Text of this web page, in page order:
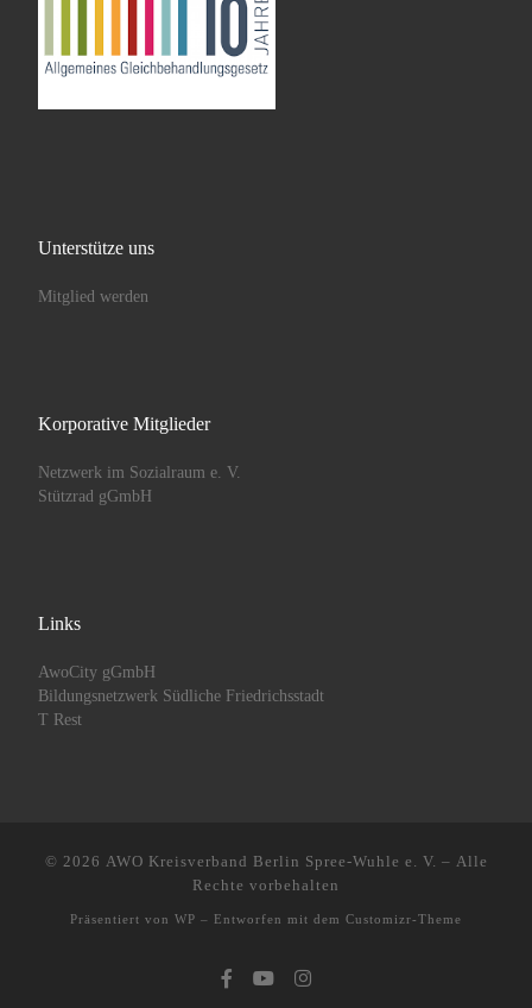
Unterstütze uns
Mitglied werden
Korporative Mitglieder
Netzwerk im Sozialraum e. V.
Stützrad gGmbH
Links
AwoCity gGmbH
Bildungsnetzwerk Südliche Friedrichsstadt
T Rest
© 2026 AWO Kreisverband Berlin Spree-Wuhle e. V. – Alle
Rechte vorbehalten
Präsentiert von WP – Entworfen mit dem Customizr-Theme